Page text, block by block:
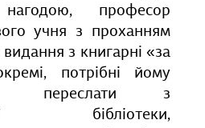
нагодою, професор
учня з проханням
з книгарні «за
потрібні йому
переслати з
бібліотеки,